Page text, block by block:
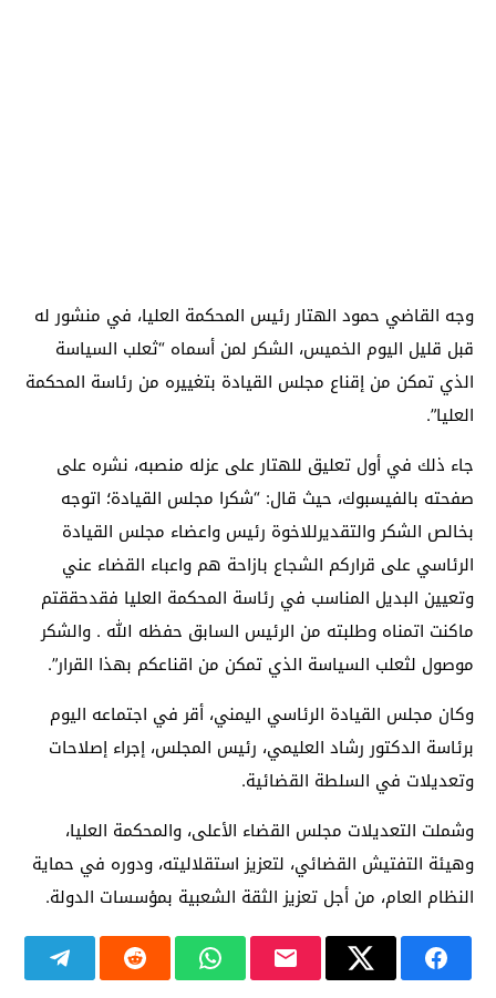
وجه القاضي حمود الهتار رئيس المحكمة العليا، في منشور له
قبل قليل اليوم الخميس، الشكر لمن أسماه “ثعلب السياسة
الذي تمكن من إقناع مجلس القيادة بتغييره من رئاسة المحكمة
العليا”.
جاء ذلك في أول تعليق للهتار على عزله منصبه، نشره على
صفحته بالفيسبوك، حيث قال: “شكرا مجلس القيادة؛ اتوجه
بخالص الشكر والتقديرللاخوة رئيس واعضاء مجلس القيادة
الرئاسي على قراركم الشجاع بازاحة هم واعباء القضاء عني
وتعيين البديل المناسب في رئاسة المحكمة العليا فقدحققتم
ماكنت اتمناه وطلبته من الرئيس السابق حفظه الله . والشكر
موصول لثعلب السياسة الذي تمكن من اقناعكم بهذا القرار”.
وكان مجلس القيادة الرئاسي اليمني، أقر في اجتماعه اليوم
برئاسة الدكتور رشاد العليمي، رئيس المجلس، إجراء إصلاحات
وتعديلات في السلطة القضائية.
وشملت التعديلات مجلس القضاء الأعلى، والمحكمة العليا،
وهيئة التفتيش القضائي، لتعزيز استقلاليته، ودوره في حماية
النظام العام، من أجل تعزيز الثقة الشعبية بمؤسسات الدولة.